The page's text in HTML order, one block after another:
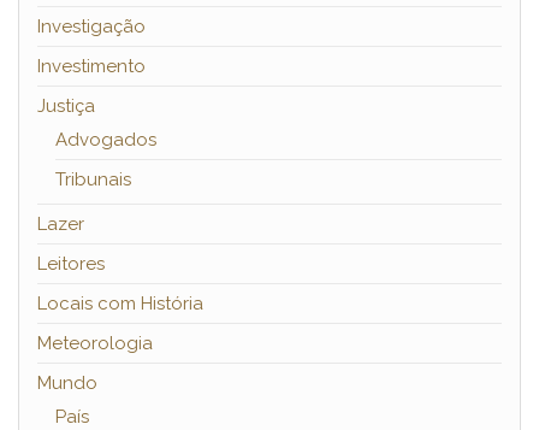
Investigação
Investimento
Justiça
Advogados
Tribunais
Lazer
Leitores
Locais com História
Meteorologia
Mundo
País